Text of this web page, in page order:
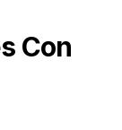
Con